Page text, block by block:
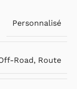
Personnalisé
Road, Route